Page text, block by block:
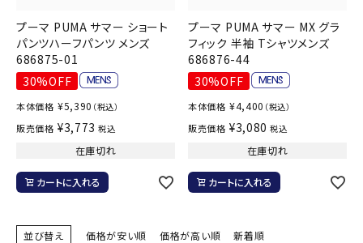
プーマ PUMA サマー ショート
パンツハーフパンツ メンズ
686875-01
30%OFF
本体価格 ¥5,390 （税込）
販売価格 ¥3,773 税込
在庫切れ
カートに入れる
プーマ PUMA サマー MX グラ
フィック 半袖 Tシャツメンズ
686876-44
30%OFF
本体価格 ¥4,400 （税込）
販売価格 ¥3,080 税込
在庫切れ
カートに入れる
並び替え 価格が安い順 価格が高い順 新着順